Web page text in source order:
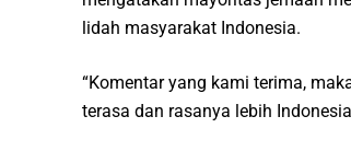
lidah masyarakat Indonesia.
“Komentar yang kami terima,
terasa dan rasanya lebih